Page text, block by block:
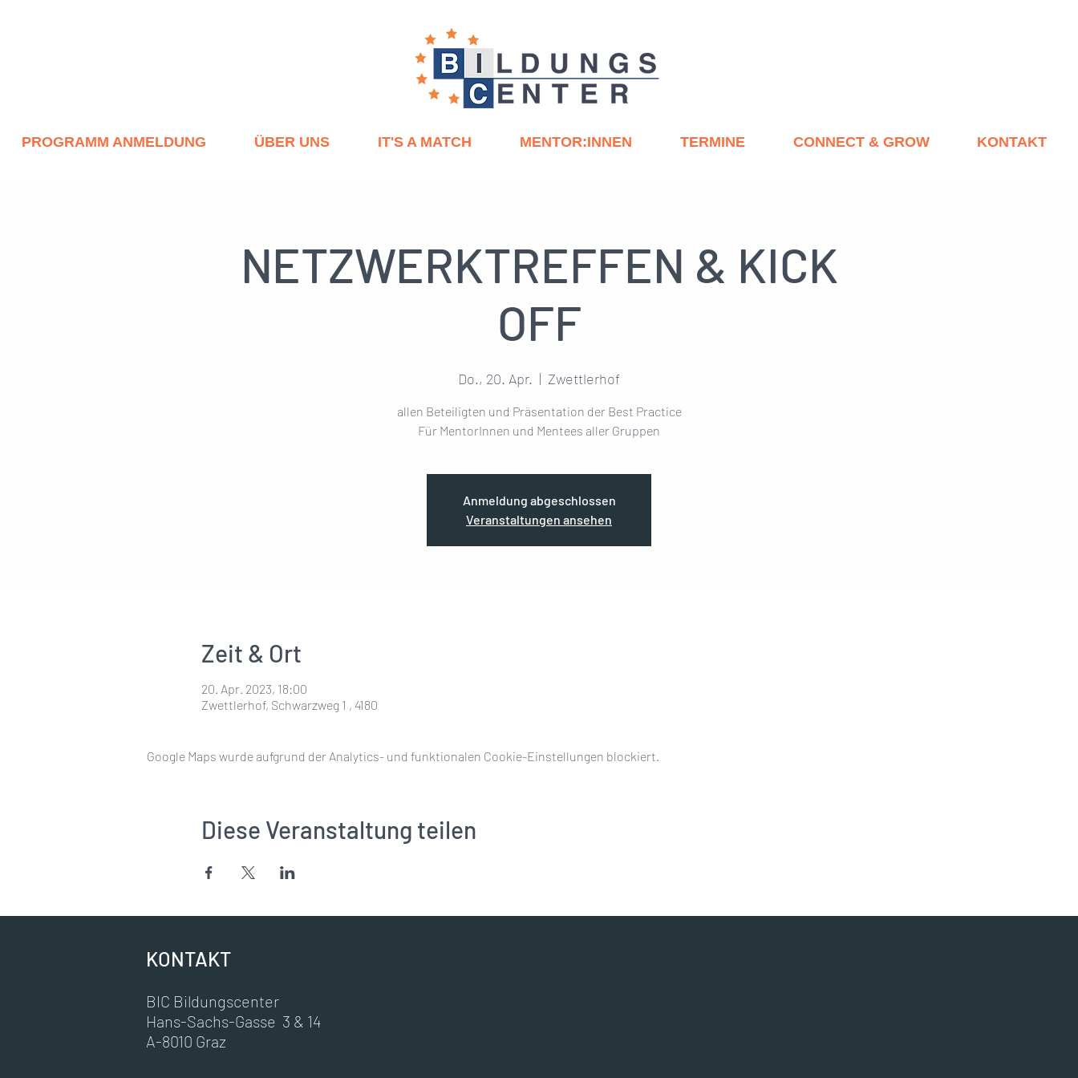
PROGRAMM ANMELDUNG ÜBER UNS IT'S A MATCH MENTOR:INNEN TERMINE CONNECT & GROW KONTAKT
NETZWERKTREFFEN & KICK
OFF
Do., 20. Apr.
  |
Zwettlerhof
allen Beteiligten und Präsentation der Best Practice
Anmeldung abgeschlossen
Veranstaltungen ansehen
Zeit & Ort
20. Apr. 2023, 18:00
Zwettlerhof, Schwarzweg 1 , 4180
Google Maps wurde aufgrund der Analytics- und funktionalen Cookie-Einstellungen blockiert.
Diese Veranstaltung teilen
KONTAKT
BIC Bildungscenter
Hans-Sachs-Gasse 3 & 14
A-8010 Graz